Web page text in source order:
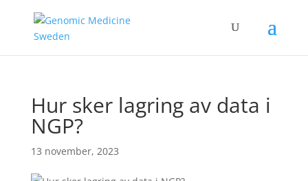
Hur sker lagring av data i
NGP?
13 november, 2023